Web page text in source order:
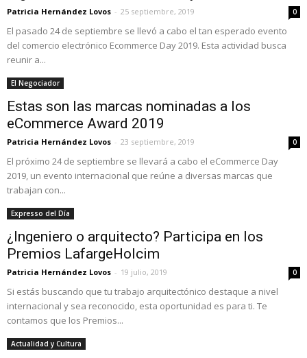
Patricia Hernández Lovos - 25 septiembre, 2019 0
El pasado 24 de septiembre se llevó a cabo el tan esperado evento
del comercio electrónico Ecommerce Day 2019. Esta actividad busca
reunir a...
El Negociador
Estas son las marcas nominadas a los
eCommerce Award 2019
Patricia Hernández Lovos - 23 septiembre, 2019 0
El próximo 24 de septiembre se llevará a cabo el eCommerce Day
2019, un evento internacional que reúne a diversas marcas que
trabajan con...
Expresso del Día
¿Ingeniero o arquitecto? Participa en los
Premios LafargeHolcim
Patricia Hernández Lovos - 19 julio, 2019 0
Si estás buscando que tu trabajo arquitectónico destaque a nivel
internacional y sea reconocido, esta oportunidad es para ti. Te
contamos que los Premios...
Actualidad y Cultura